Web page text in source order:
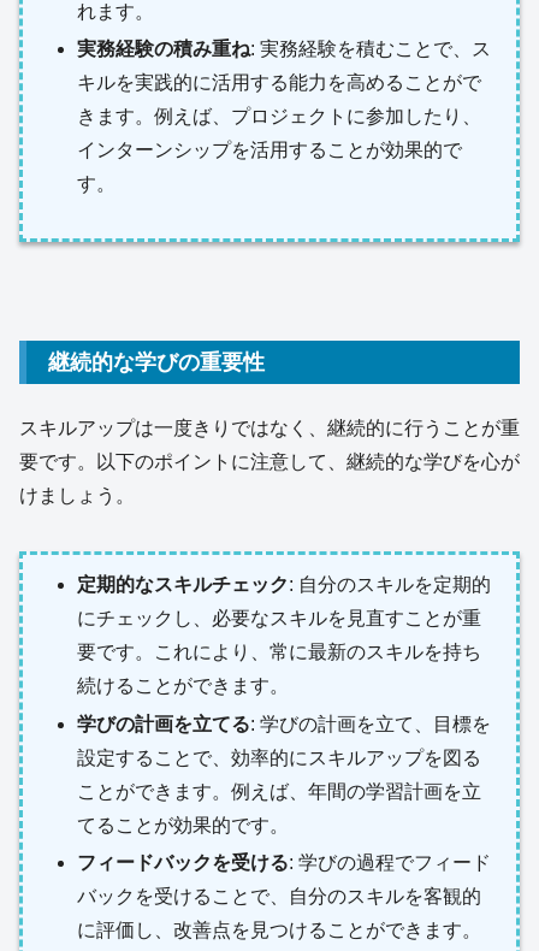
れます。
実務経験の積み重ね: 実務経験を積むことで、ス
キルを実践的に活用する能力を高めることがで
きます。例えば、プロジェクトに参加したり、
インターンシップを活用することが効果的で
す。
継続的な学びの重要性
スキルアップは一度きりではなく、継続的に行うことが重
要です。以下のポイントに注意して、継続的な学びを心が
けましょう。
定期的なスキルチェック: 自分のスキルを定期的
にチェックし、必要なスキルを見直すことが重
要です。これにより、常に最新のスキルを持ち
続けることができます。
学びの計画を立てる: 学びの計画を立て、目標を
設定することで、効率的にスキルアップを図る
ことができます。例えば、年間の学習計画を立
てることが効果的です。
フィードバックを受ける: 学びの過程でフィード
バックを受けることで、自分のスキルを客観的
に評価し、改善点を見つけることができます。